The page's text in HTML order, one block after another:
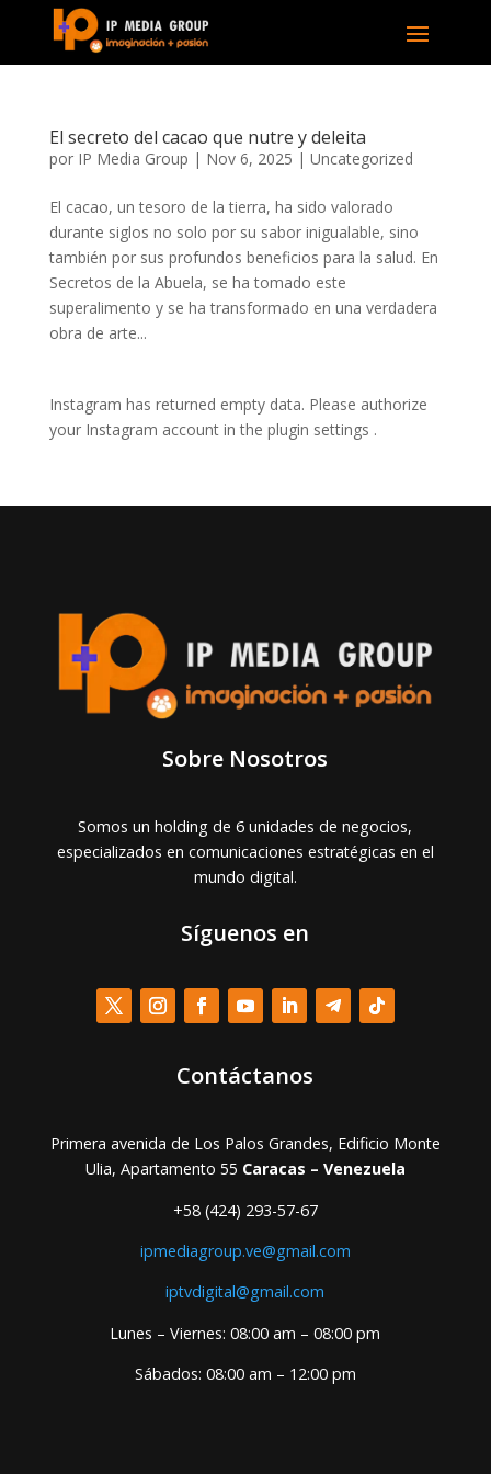
El secreto del cacao que nutre y deleita
por IP Media Group | Nov 6, 2025 | Uncategorized
El cacao, un tesoro de la tierra, ha sido valorado
durante siglos no solo por su sabor inigualable, sino
también por sus profundos beneficios para la salud. En
Secretos de la Abuela, se ha tomado este
superalimento y se ha transformado en una verdadera
obra de arte...
Instagram has returned empty data. Please authorize
your Instagram account in the plugin settings .
Sobre Nosotros
Somos un holding de 6 unidades de negocios,
especializados en comunicaciones estratégicas en el
mundo digital.
Síguenos en
Contáctanos
Primera avenida de Los Palos Grandes, Edificio Monte
Ulia, Apartamento 55 Caracas – Venezuela
+58 (424) 293-57-67
ipmediagroup.ve@gmail.com
iptvdigital@gmail.com
Lunes – Viernes: 08:00 am – 08:00 pm
Sábados: 08:00 am – 12:00 pm